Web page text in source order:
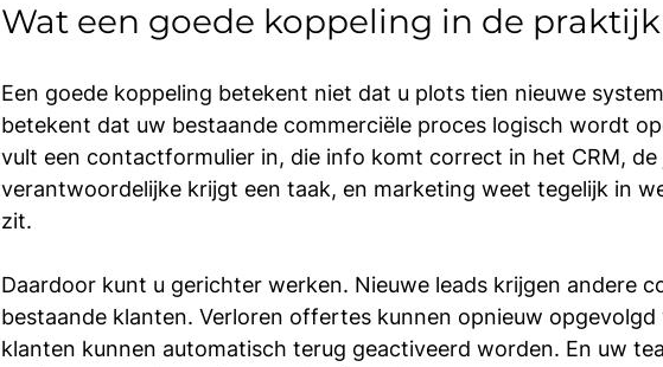
Wat een goede koppeling in de
Een goede koppeling betekent niet dat u plots tien nieuwe
betekent dat uw bestaande commerciële proces logisch wordt
vult een contactformulier in, die info komt correct in het CRM, de
verantwoordelijke krijgt een taak, en marketing weet tegelijk in
zit.
Daardoor kunt u gerichter werken. Nieuwe leads krijgen andere
bestaande klanten. Verloren offertes kunnen opnieuw
klanten kunnen automatisch terug geactiveerd worden. En uw